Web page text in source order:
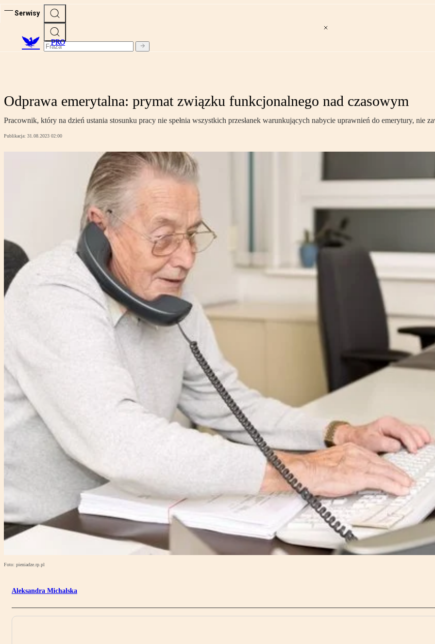
Serwisy
PRO
Odprawa emerytalna: prymat związku funkcjonalnego nad czasowym
Pracownik, który na dzień ustania stosunku pracy nie spełnia wszystkich przesłanek warunkujących nabycie uprawnień do emerytury, nie
Publikacja: 31.08.2023 02:00
Foto: pieniadze.rp.pl
Aleksandra Michalska